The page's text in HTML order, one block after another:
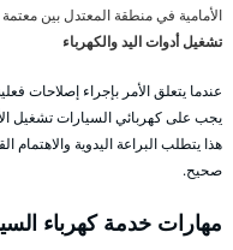
الأمامية في منطقة المعتدل بين
تشغيل أدوات اليد والكهرباء
عندما يتعلق الأمر بإجراء إصلاحات
يجب على كهربائي السيارات تشغيل
هذا يتطلب البراعة اليدوية
صحيح.
مهارات خدمة كهرباء